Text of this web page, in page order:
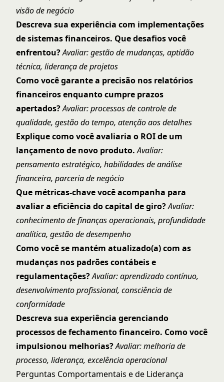
visão de negócio
Descreva sua experiência com implementações
de sistemas financeiros. Que desafios você
enfrentou?Avaliar: gestão de mudanças, aptidão
técnica, liderança de projetos
Como você garante a precisão nos relatórios
financeiros enquanto cumpre prazos
apertados?Avaliar: processos de controle de
qualidade, gestão do tempo, atenção aos detalhes
Explique como você avaliaria o ROI de um
lançamento de novo produto. Avaliar:
pensamento estratégico, habilidades de análise
financeira, parceria de negócio
Que métricas-chave você acompanha para
avaliar a eficiência do capital de giro?Avaliar:
conhecimento de finanças operacionais, profundidade
analítica, gestão de desempenho
Como você se mantém atualizado(a) com as
mudanças nos padrões contábeis e
regulamentações?Avaliar: aprendizado contínuo,
desenvolvimento profissional, consciência de
conformidade
Descreva sua experiência gerenciando
processos de fechamento financeiro. Como você
impulsionou melhorias?Avaliar: melhoria de
processo, liderança, excelência operacional
Perguntas Comportamentais e de Liderança